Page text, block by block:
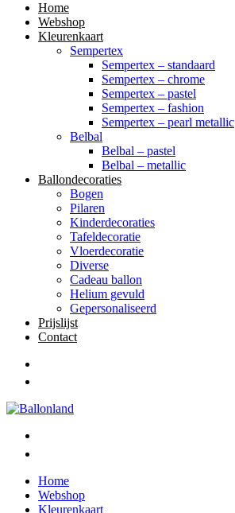
Home
Webshop
Kleurenkaart
Sempertex
Sempertex – standaard
Sempertex – chrome
Sempertex – pastel
Sempertex – fashion
Sempertex – pearl metallic
Belbal
Belbal – pastel
Belbal – metallic
Ballondecoraties
Bogen
Pilaren
Kinderdecoraties
Tafeldecoratie
Vloerdecoratie
Diverse
Cadeau ballon
Helium gevuld
Gepersonaliseerd
Prijslijst
Contact
Home
Webshop
Kleurenkaart